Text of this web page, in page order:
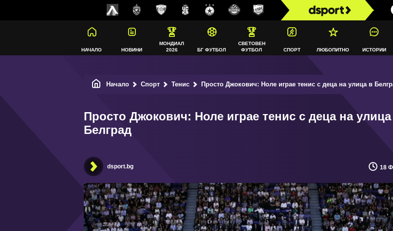
НАЧАЛО НОВИНИ
МОНДИАЛ
2026
БГ ФУТБОЛ
СВЕТОВЕН
ФУТБОЛ
СПОРТ ЛЮБОПИТНО ИСТОРИИ
Начало Спорт Тенис Просто Джокович: Ноле играе тенис с деца на улица в
Просто Джокович: Ноле играе тенис с деца на
Белград
dsport.bg 18